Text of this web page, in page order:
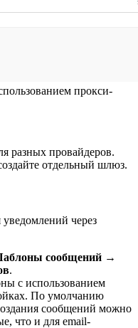
прокси-
разных провайдеров.
отдельный шлюз.
через
сообщений →
.
с использованием
По умолчанию
сообщений можно
что и для email-